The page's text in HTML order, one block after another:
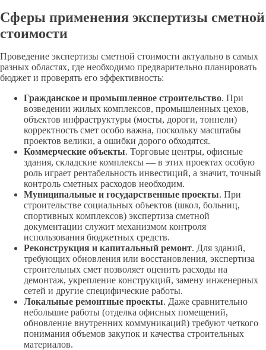
Сферы применения экспертизы сметной
стоимости
Проведение экспертизы сметной стоимости актуально в самых
разных областях, где необходимо предварительно планировать
бюджет и проверять его эффективность:
Гражданское и промышленное строительство. При
возведении жилых комплексов, промышленных цехов,
объектов инфраструктуры (мосты, дороги, тоннели)
корректность смет особо важна, поскольку масштабы
проектов велики, а ошибки дорого обходятся.
Коммерческие объекты. Торговые центры, офисные
здания, складские комплексы — в этих проектах особую
роль играет рентабельность инвестиций, а значит, точный
контроль сметных расходов необходим.
Муниципальные и государственные проекты. При
строительстве социальных объектов (школ, больниц,
спортивных комплексов) экспертиза сметной
документации служит механизмом контроля
использования бюджетных средств.
Реконструкция и капитальный ремонт. Для зданий,
требующих обновления или восстановления, экспертиза
строительных смет позволяет оценить расходы на
демонтаж, укрепление конструкций, замену инженерных
сетей и другие специфические работы.
Локальные ремонтные проекты. Даже сравнительно
небольшие работы (отделка офисных помещений,
обновление внутренних коммуникаций) требуют четкого
понимания объемов закупок и качества строительных
материалов.